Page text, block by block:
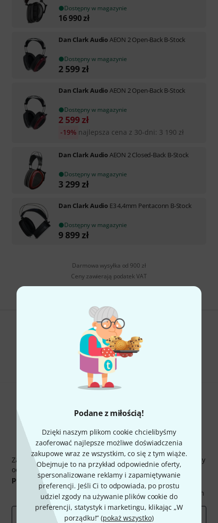
Podane z miłością!
Dzięki naszym plikom cookie chcielibyśmy
zaoferować najlepsze możliwe doświadczenia
zakupowe wraz ze wszystkim, co się z tym wiąże.
Obejmuje to na przykład odpowiednie oferty,
spersonalizowane reklamy i zapamiętywanie
preferencji. Jeśli Ci to odpowiada, po prostu
udziel zgody na używanie plików cookie do
preferencji, statystyk i marketingu, klikając „W
porządku!” (pokaż wszystko)
Dostępny w magazynie
16 990zł
Dan Clark AudioAEON 2 Open-Back B-Stock
Dostępny w magazynie
2 599zł
Dan Clark AudioAEON 2 Open-Back B-Stock
Dostępny w magazynie
2 599zł
najlepsza cena z 30-dni: 3 190 zł
-19%
Dan Clark AudioAEON 2 Closed-Back B-Stock
Dostępny w magazynie
3 299zł
Dan Clark Audio E3 4,4mm Pentaconn B-Stock
Dostępny w magazynie
9 899zł
Darmowa wysyłka od 900 zł
Ceny zawierają podatek VAT
Czy podoba Ci się to co widzisz?
Udostępnij Pomoc i opinie
Thomann Newsletter
Zapisz się do Thomann Newsletter w języku polskim, a przy
odrobinie szczęścia możesz wygrać jeden z50 bonów
podarunkowychwarty50 €!
Inspirujące treści
Oferty Spostrzeżenia Thomann